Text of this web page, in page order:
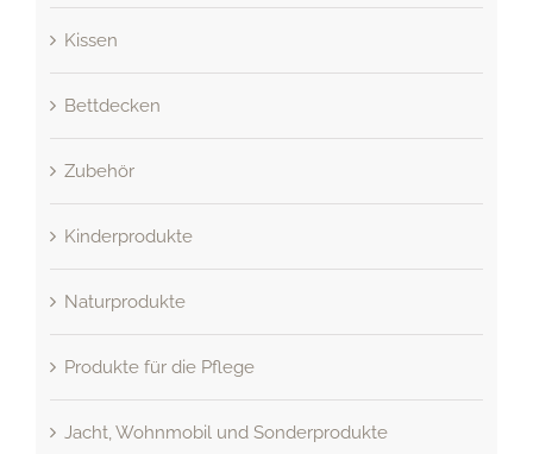
Kissen
Bettdecken
Zubehör
Kinderprodukte
Naturprodukte
Produkte für die Pflege
Jacht, Wohnmobil und Sonderprodukte